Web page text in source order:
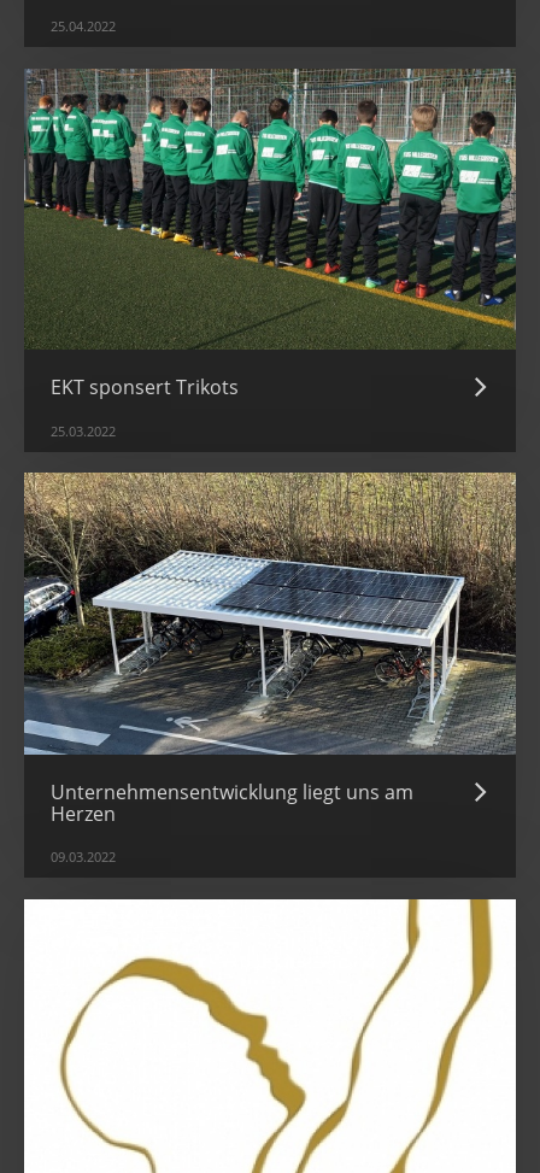
25.04.2022
EKT sponsert Trikots
25.03.2022
Unternehmensentwicklung liegt uns am
Herzen
09.03.2022